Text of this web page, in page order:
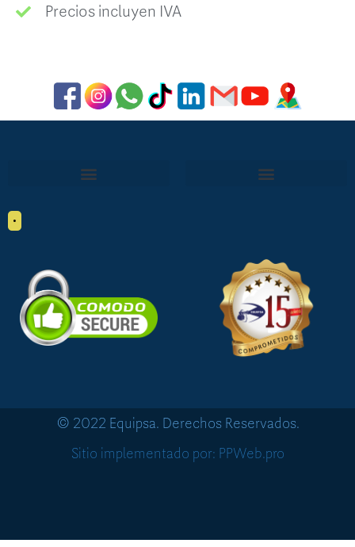
Precios incluyen IVA
•
© 2022 Equipsa. Derechos Reservados.
Sitio implementado por: PPWeb.pro